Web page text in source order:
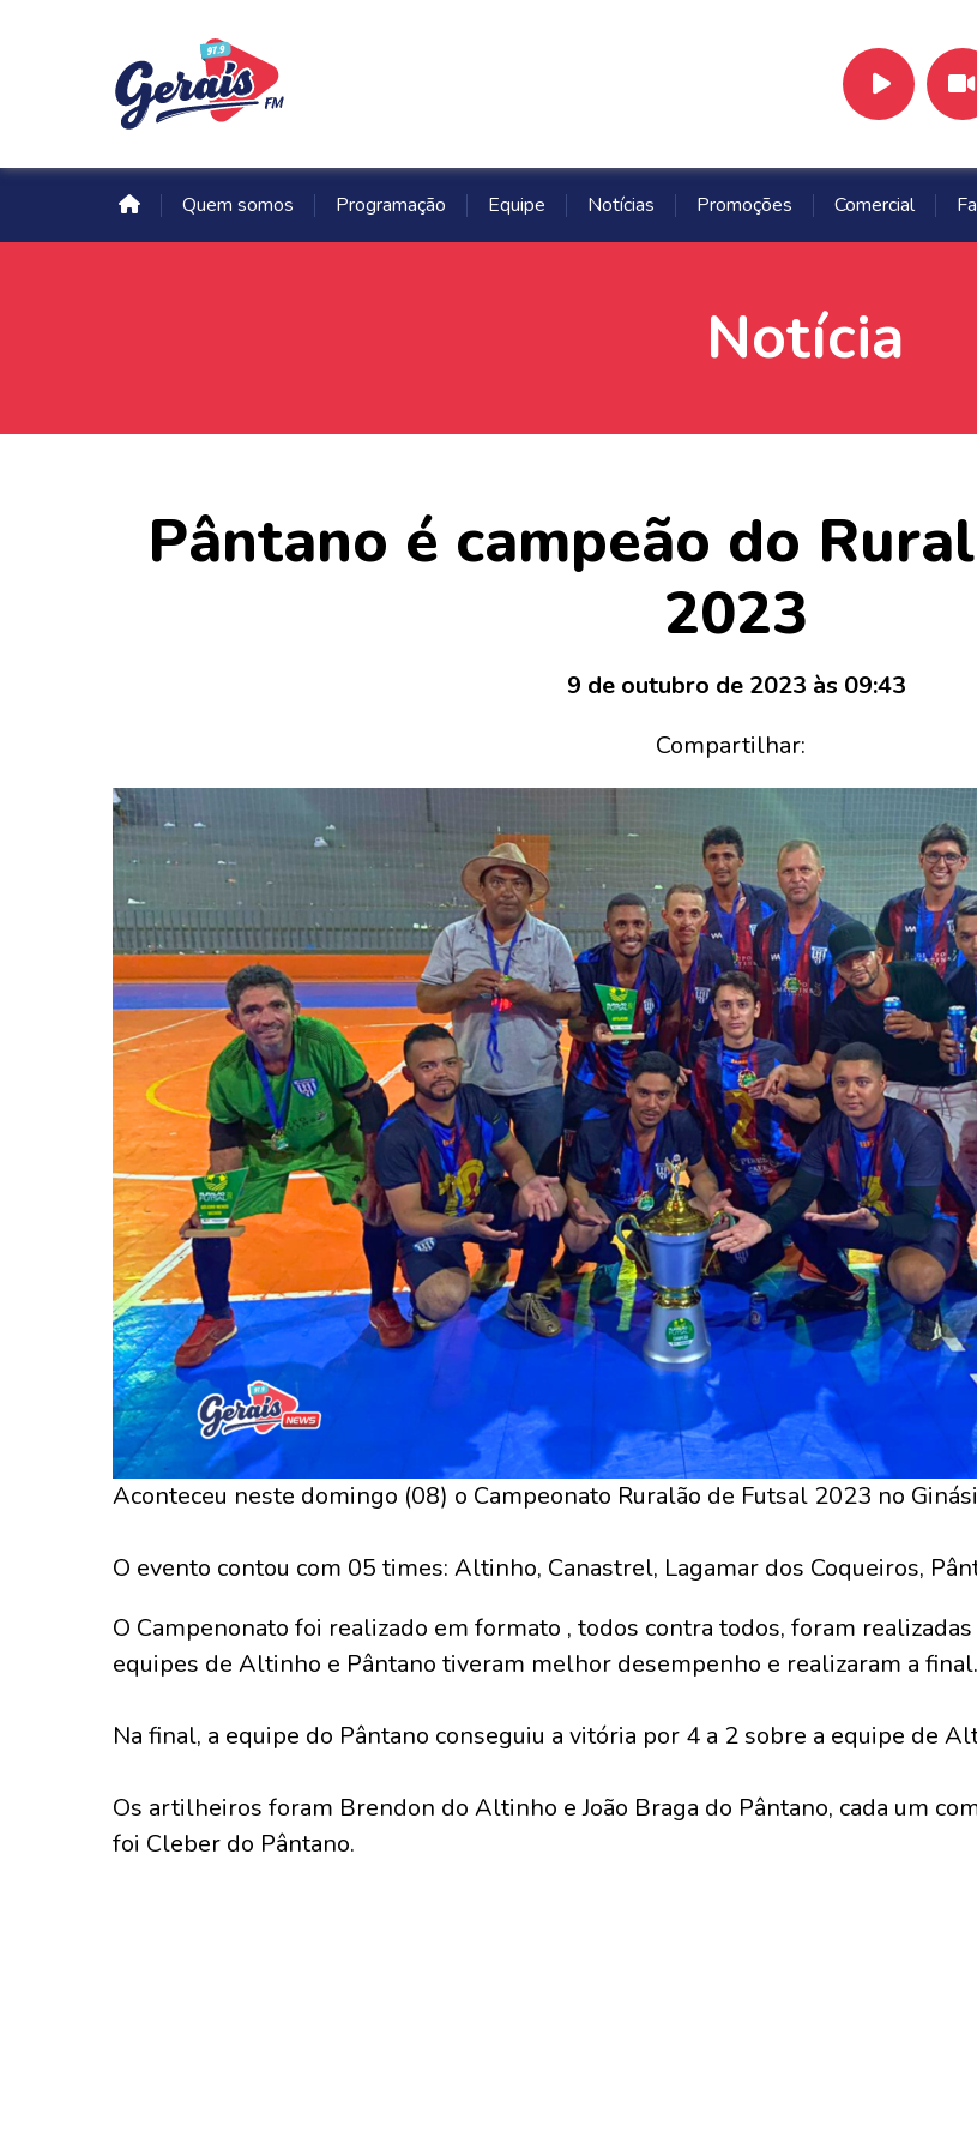
Quem somos Programação Equipe Notícias Promoções Comercial
Notícia
Pântano é campeão do
2023
9 de outubro de 2023 às 09:43
Compartilhar:
Aconteceu neste domingo (08) o Campeonato Ruralão de Futsal 2023 no
O evento contou com 05 times: Altinho, Canastrel, Lagamar dos Coqueiros,
O Campenonato foi realizado em formato , todos contra todos, foram
equipes de Altinho e Pântano tiveram melhor desempenho e realizaram a final.
Na final, a equipe do Pântano conseguiu a vitória por 4 a 2 sobre a equipe de
Os artilheiros foram Brendon do Altinho e João Braga do Pântano, cada um
foi Cleber do Pântano.